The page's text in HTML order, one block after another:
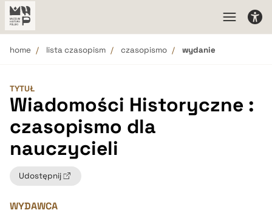
home lista czasopism czasopismo wydanie
TYTUŁ
Wiadomości Historyczne :
czasopismo dla
nauczycieli
Udostępnij
WYDAWCA